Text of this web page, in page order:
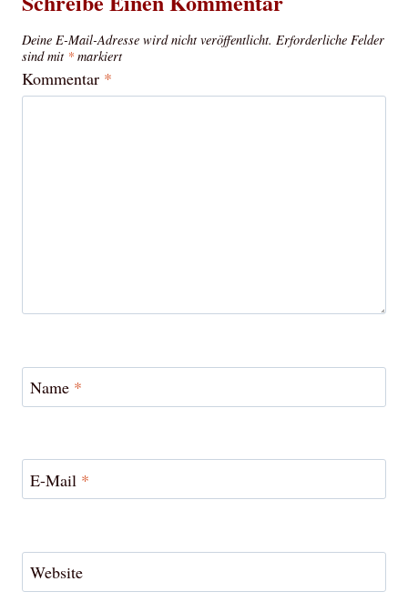
Deine E-Mail-Adresse wird nicht veröffentlicht. Erforderliche Felder
sind mit * markiert
Kommentar *
Name *
E-Mail *
Website